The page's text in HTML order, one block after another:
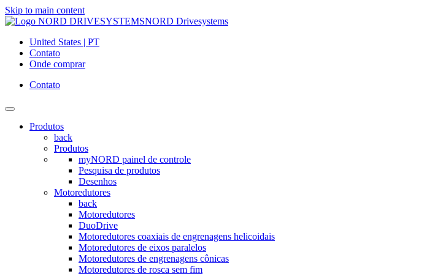
Skip to main content
NORD Drivesystems
United States | PT
Contato
Onde comprar
Contato
Produtos
back
Produtos
myNORD painel de controle
Pesquisa de produtos
Desenhos
Motoredutores
back
Motoredutores
DuoDrive
Motoredutores coaxiais de engrenagens helicoidais
Motoredutores de eixos paralelos
Motoredutores de engrenagens cônicas
Motoredutores de rosca sem fim